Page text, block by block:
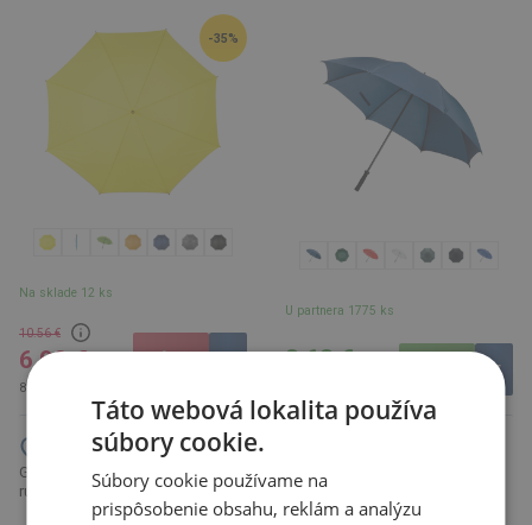
-35%
Na sklade 12 ks
10.56 €
6.90 €
8.49 € s DPH
U partnera 1775 ks
8.68 €
Golfový dáždnik s penovou
rúčkou, čierna
Golfový dáždnik s puzdrom,
čierna
Táto webová lokalita používa
súbory cookie.
Súbory cookie používame na
prispôsobenie obsahu, reklám a analýzu